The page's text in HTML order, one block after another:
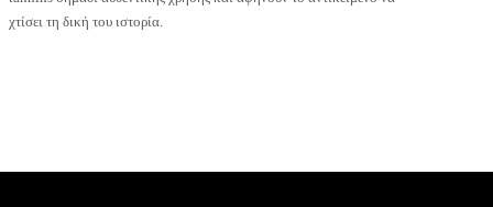
χτίσει τη δική του ιστορία.